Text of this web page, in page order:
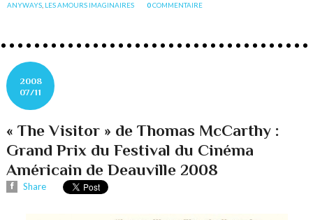
ANYWAYS LES AMOURS IMAGINAIRES 0COMMENTAIRE
2008
07/11
« The Visitor » de Thomas McCarthy :
Grand Prix du Festival du Cinéma
Américain de Deauville 2008
Share